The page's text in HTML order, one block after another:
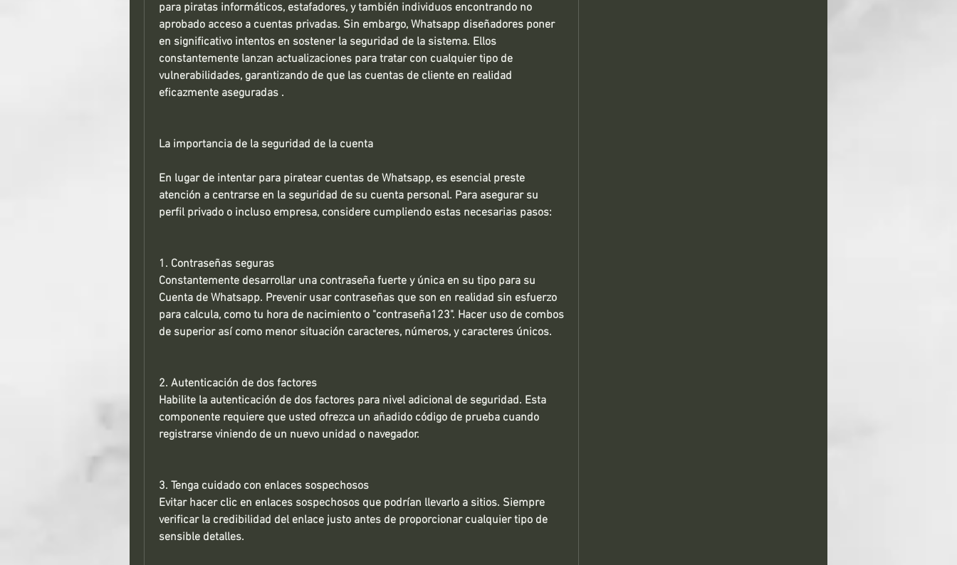
para piratas informáticos, estafadores, y también individuos encontrando no
aprobado acceso a cuentas privadas. Sin embargo, Whatsapp diseñadores poner
en significativo intentos en sostener la seguridad de la sistema. Ellos
constantemente lanzan actualizaciones para tratar con cualquier tipo de
vulnerabilidades, garantizando de que las cuentas de cliente en realidad
eficazmente aseguradas .
La importancia de la seguridad de la cuenta
En lugar de intentar para piratear cuentas de Whatsapp, es esencial preste
atención a centrarse en la seguridad de su cuenta personal. Para asegurar su
perfil privado o incluso empresa, considere cumpliendo estas necesarias pasos:
1. Contraseñas seguras
Constantemente desarrollar una contraseña fuerte y única en su tipo para su
Cuenta de Whatsapp. Prevenir usar contraseñas que son en realidad sin esfuerzo
para calcula, como tu hora de nacimiento o "contraseña123". Hacer uso de combos
de superior así como menor situación caracteres, números, y caracteres únicos.
2. Autenticación de dos factores
Habilite la autenticación de dos factores para nivel adicional de seguridad. Esta
componente requiere que usted ofrezca un añadido código de prueba cuando
registrarse viniendo de un nuevo unidad o navegador.
3. Tenga cuidado con enlaces sospechosos
Evitar hacer clic en enlaces sospechosos que podrían llevarlo a sitios. Siempre
verificar la credibilidad del enlace justo antes de proporcionar cualquier tipo de
sensible detalles.